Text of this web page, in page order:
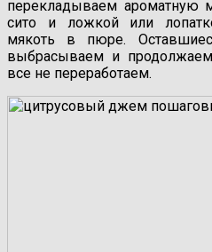
перекладываем ароматную
сито и ложкой или
мякоть в пюре.
выбрасываем и
все не переработаем.